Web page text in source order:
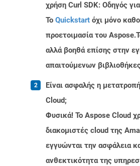
χρήση Curl SDK: Οδηγός
Το Quickstart όχι μόνο
προετοιμασία του
αλλά βοηθά επίσης στην
απαιτούμενων
Είναι ασφαλής η
Cloud;
Φυσικά! Το Aspose Cloud
διακομιστές cloud της
εγγυώνται την ασφάλεια
ανθεκτικότητα της